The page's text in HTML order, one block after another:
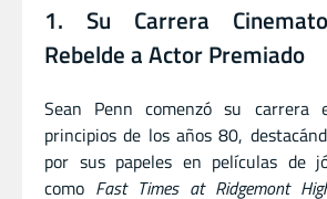
1. Su Carrera
Rebelde a Actor Premiado
Sean Penn comenzó su carrera
principios de los años 80,
por sus papeles en películas de
como Fast Times at Ridgemont